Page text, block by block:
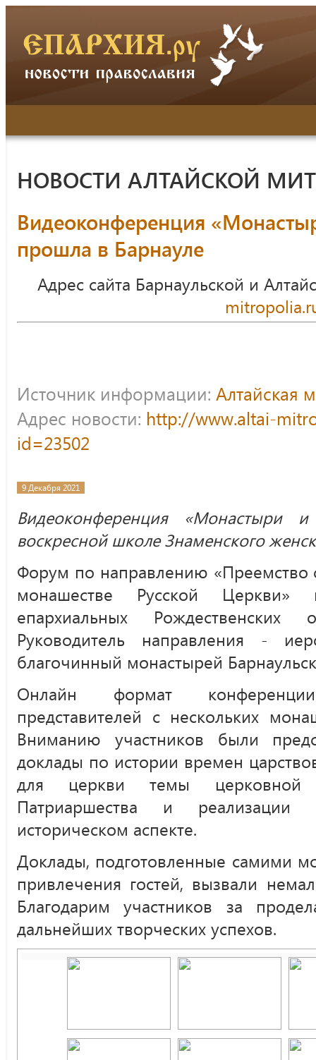
НОВОСТИ АЛТАЙСКОЙ
Видеоконференция
прошла в Барнауле
Адрес сайта Барнаульской и
Источник информации: Алтайская
Адрес новости: http://www.altai-
id=23502
9 Декабря 2021
Видеоконференция «Монастыри
воскресной школе Знаменского
Форум по направлению «Преемство
монашестве Русской
епархиальных Рождественских
Руководитель направления -
благочинный монастырей
Онлайн формат
представителей с нескольких
Вниманию участников были
доклады по истории времен
для церкви темы церковной
Патриаршества и
историческом аспекте.
Доклады, подготовленные самими
привлечения гостей, вызвали
Благодарим участников за
дальнейших творческих успехов.